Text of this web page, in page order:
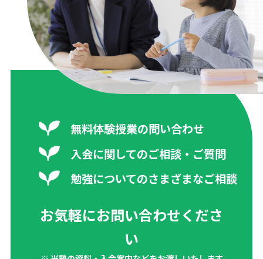
無料体験授業の問い合わせ
入会に関してのご相談・ご質問
勉強についてのさまざまなご相談
お気軽にお問い合わせくださ
い